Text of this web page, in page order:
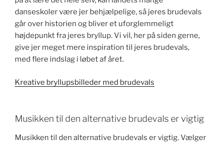
danseskoler være jer behjælpelige, så jeres brudevals
går over historien og bliver et uforglemmeligt
højdepunkt fra jeres bryllup. Vi vil, her på siden gerne,
give jer meget mere inspiration til jeres brudevals,
med flere indslag i løbet af året.
Kreative bryllupsbilleder med brudevals
Musikken til den alternative brudevals er vigtig
Musikken til den alternative brudevals er vigtig. Vælger